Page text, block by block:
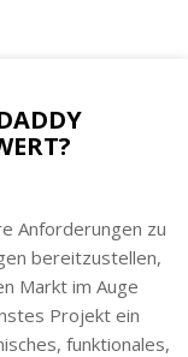
Anforderungen zu
bereitzustellen,
Markt im Auge
Projekt ein
funktionales,